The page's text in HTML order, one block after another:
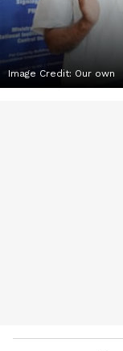
Image Credit: Our own